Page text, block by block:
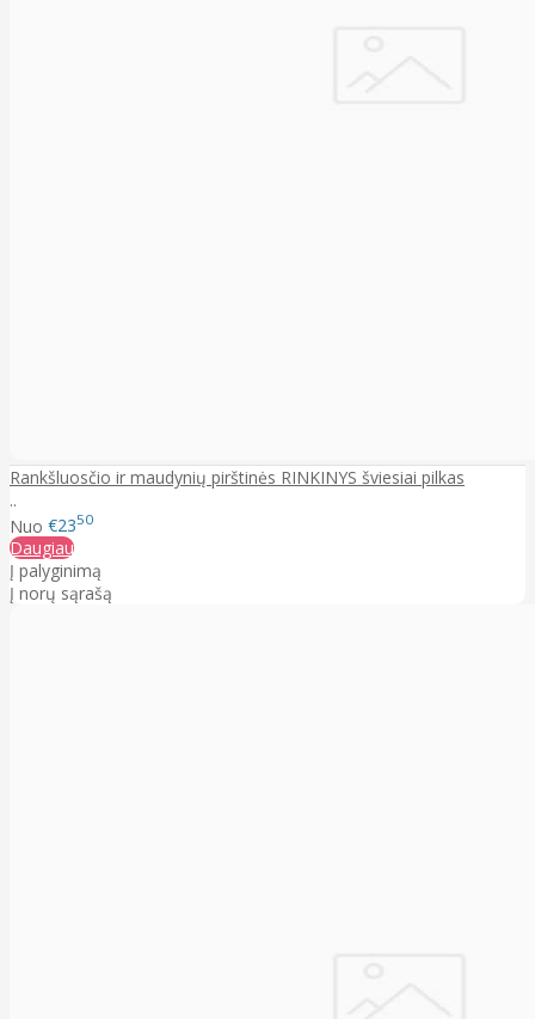
Rankšluosčio ir maudynių pirštinės RINKINYS šviesiai pilkas
..
Nuo €2350
Daugiau
Į palyginimą
Į norų sąrašą